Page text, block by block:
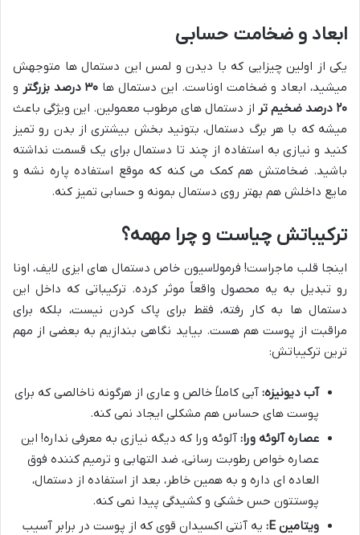
ابعاد و ضخامت حسابی
یکی از اولین چیزایی که با دیدن و لمس این دستمال ها متوجهش
میشید، ابعاد و ضخامت اوناست. این دستمال ها ۳۰ درصد بزرگتر
و
۲۰ درصد ضخیم تر
از دستمال های مرطوب معمولین. این ویژگی باعث
میشه که با هر برگ دستمال، بتونید بخش بیشتری از بدن رو تمیز
کنید و نیازی به استفاده از چند تا دستمال برای یک قسمت نداشته
باشید. ضخامتش هم کمک می کنه که موقع استفاده پاره نشه و
مایع داخلش هم بهتر روی دستمال بمونه و حسابی تمیز کنه.
ترکیباتش چیاست و چرا مهمه؟
اینجا قلب ماجراست! فرمولاسیون خاص دستمال های ایزی لایف، اونا
رو تبدیل به یه محصول واقعاً موثر کرده. ترکیباتی که داخل این
دستمال ها به کار رفته، فقط برای پاک کردن نیست، بلکه برای
مراقبت از پوست هم هست. بیاید نگاهی بندازیم به بعضی از مهم
ترین ترکیباتش:
آب دیونیزه: آبی کاملاً خالص و عاری از هرگونه ناخالصی که برای
پوست های حساس هم مشکلی ایجاد نمی کنه.
عصاره آلوئه ورا: آلوئه ورا که دیگه نیازی به معرفی نداره! این
عصاره خواص رطوبت رسانی، ضد التهابی و ترمیم کننده فوق
العاده ای داره و به همین خاطر، بعد از استفاده از دستمال،
پوستتون حس خشکی و کشیدگی پیدا نمی کنه.
ویتامین E:
یه آنتی اکسیدان قوی که از پوست در برابر آسیب